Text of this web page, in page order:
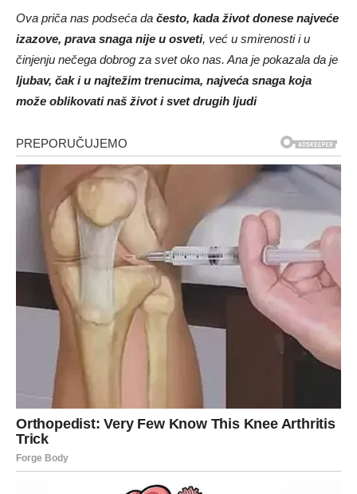
Ova priča nas podseća da često, kada život donese najveće
izazove, prava snaga nije u osveti, već u smirenosti i u
činjenju nečega dobrog za svet oko nas. Ana je pokazala da je
ljubav, čak i u najtežim trenucima, najveća snaga koja
može oblikovati naš život i svet drugih ljudi